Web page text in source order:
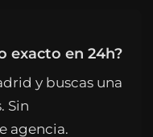
exacto en 24h?
y buscas una
Sin
agencia.